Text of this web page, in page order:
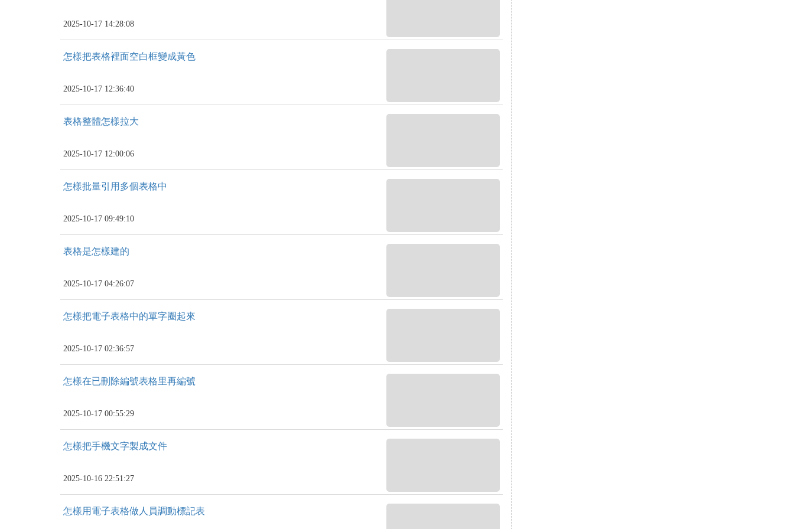
2025-10-17 14:28:08
怎樣把表格裡面空白框變成黃色
2025-10-17 12:36:40
表格整體怎樣拉大
2025-10-17 12:00:06
怎樣批量引用多個表格中
2025-10-17 09:49:10
表格是怎樣建的
2025-10-17 04:26:07
怎樣把電子表格中的單字圈起來
2025-10-17 02:36:57
怎樣在已刪除編號表格里再編號
2025-10-17 00:55:29
怎樣把手機文字製成文件
2025-10-16 22:51:27
怎樣用電子表格做人員調動標記表